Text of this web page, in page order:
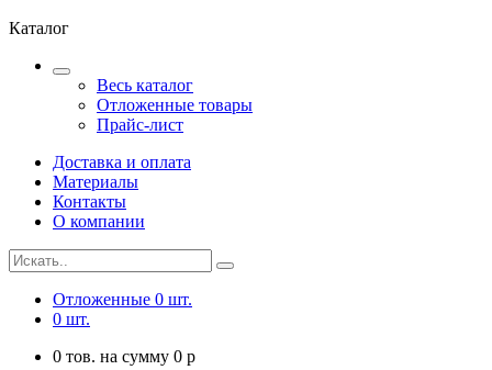
Каталог
Весь каталог
Отложенные товары
Прайс-лист
Доставка и оплата
Материалы
Контакты
О компании
Отложенные 0 шт.
0 шт.
0 тов. на сумму 0 p